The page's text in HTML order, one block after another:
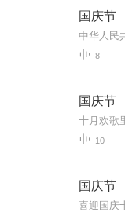
国庆节
8
国庆节
10
国庆节